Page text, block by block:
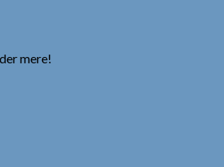
mere!